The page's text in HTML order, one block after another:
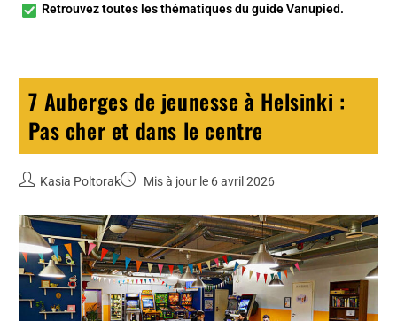
Retrouvez toutes lesthématiques du guide Vanupied.
7 Auberges de jeunesse à Helsinki :
Pas cher et dans le centre
Kasia Poltorak Mis à jour le 6 avril 2026